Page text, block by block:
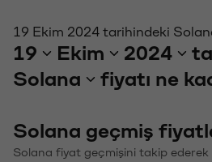
19 Ekim 2024 tarihindeki
19 Ekim 2024
Solana
fiyatı ne
Solana geçmiş
Solana fiyat geçmişini takip ederek